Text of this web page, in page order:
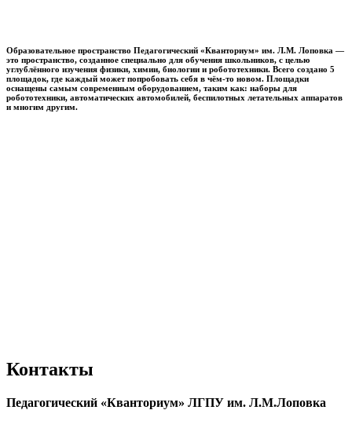
Образовательное пространство Педагогический «Кванториум» им. Л.М. Лоповка —
это пространство, созданное специально для обучения школьников, с целью
углублённого изучения физики, химии, биологии и робототехники. Всего создано 5
площадок, где каждый может попробовать себя в чём-то новом. Площадки
оснащены самым современным оборудованием, таким как: наборы для
робототехники, автоматических автомобилей, беспилотных летательных аппаратов
и многим другим.
Контакты
Педагогический «Кванториум» ЛГПУ им. Л.М.Лоповка